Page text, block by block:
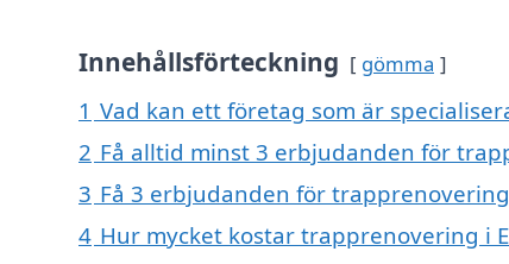
Innehållsförteckning gömma
1 Vad kan ett företag som är
2 Få alltid minst 3 erbjudanden för
3 Få 3 erbjudanden för
4 Hur mycket kostar trapprenovering i